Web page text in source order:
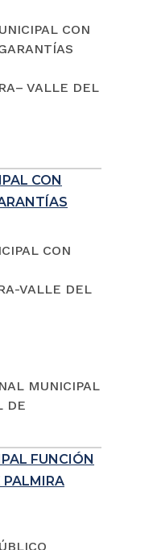
CON
VALLE DEL
CON
CON
VALLE DEL
MUNICIPAL
DE
FUNCIÓN
PALMIRA